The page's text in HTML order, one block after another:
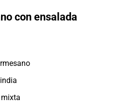
con ensalada